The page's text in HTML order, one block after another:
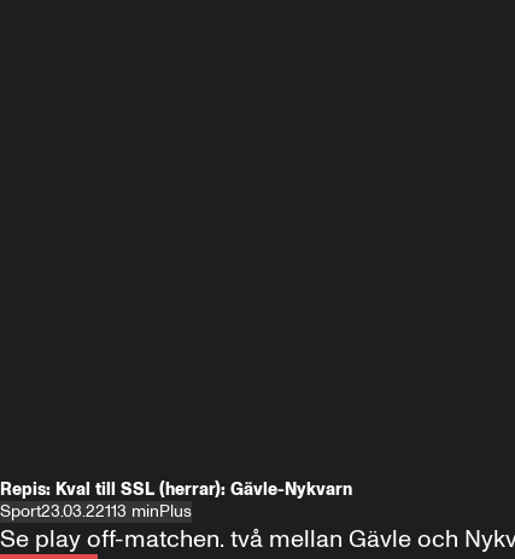
Repis: Kval till SSL (herrar): Gävle-Nykvarn
Sport23.03.22113 minPlus
Se play off-matchen. två mellan Gävle och